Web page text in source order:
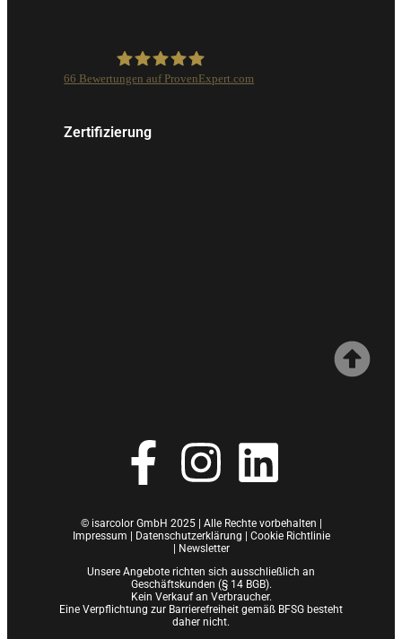
© isarcolor GmbH 2025 | Alle Rechte vorbehalten |
Impressum
Datenschutzerklärung | Cookie Richtlinie
Newsletter
Unsere Angebote richten sich ausschließlich an
Geschäftskunden (§ 14 BGB).
Kein Verkauf an Verbraucher.
Eine Verpflichtung zur Barrierefreiheit gemäß BFSG besteht
daher nicht.
66 Bewertungen auf ProvenExpert.com
Zertifizierung